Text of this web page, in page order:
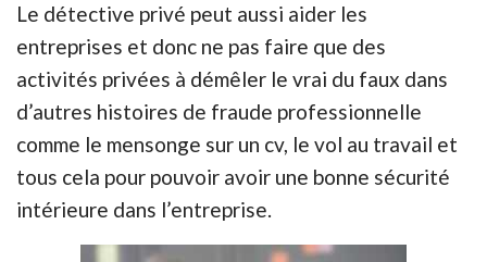
Le détective privé peut aussi aider les
entreprises et donc ne pas faire que des
activités privées à démêler le vrai du faux dans
d’autres histoires de fraude professionnelle
comme le mensonge sur un cv, le vol au travail et
tous cela pour pouvoir avoir une bonne sécurité
intérieure dans l’entreprise.